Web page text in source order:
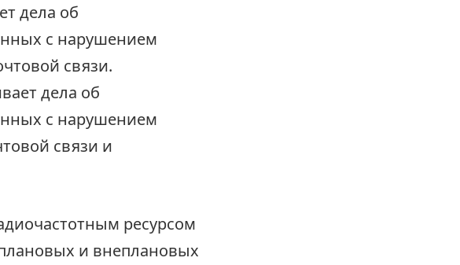
дела об
с нарушением
связи.
дела об
с нарушением
связи и
ресурсом
и внеплановых